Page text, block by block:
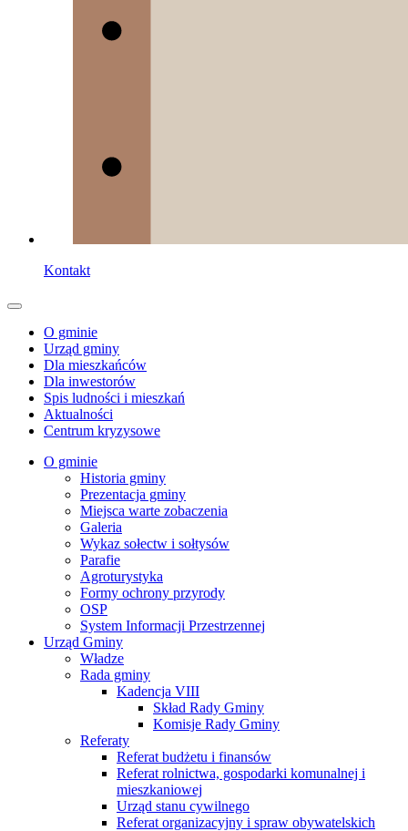
Kontakt
O gminie
Urząd gminy
Dla mieszkańców
Dla inwestorów
Spis ludności i mieszkań
Aktualności
Centrum kryzysowe
O gminie
Historia gminy
Prezentacja gminy
Miejsca warte zobaczenia
Galeria
Wykaz sołectw i sołtysów
Parafie
Agroturystyka
Formy ochrony przyrody
OSP
System Informacji Przestrzennej
Urząd Gminy
Władze
Rada gminy
Kadencja VIII
Skład Rady Gminy
Komisje Rady Gminy
Referaty
Referat budżetu i finansów
Referat rolnictwa, gospodarki komunalnej i
mieszkaniowej
Urząd stanu cywilnego
Referat organizacyjny i spraw obywatelskich